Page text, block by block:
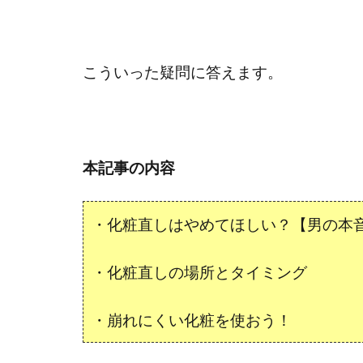
こういった疑問に答えます。
本記事の内容
・化粧直しはやめてほしい？【男の本
・化粧直しの場所とタイミング
・崩れにくい化粧を使おう！